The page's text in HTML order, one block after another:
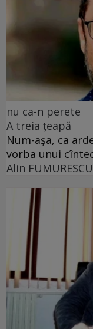
nu ca-n perete
A treia țeapă
Num-așa, ca
vorba unui
Alin FUMURESCU